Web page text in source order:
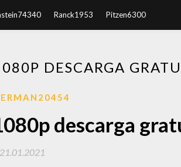
Ranck1953 Pitzen6300
DESCARGA
descarga
21.01.2021